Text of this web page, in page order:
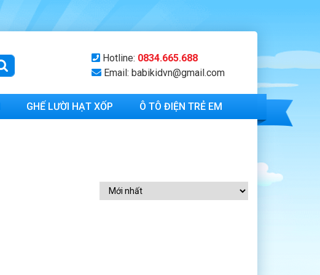
Hotline: 0834.665.688
Email: babikidvn@gmail.com
GHẾ LƯỜI HẠT XỐP Ô TÔ ĐIỆN TRẺ EM